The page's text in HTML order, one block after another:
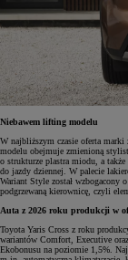
Niebawem lifting modelu
W najbliższym czasie oferta marki
modelu obejmuje zmienioną
o strukturze plastra miodu, a
do jazdy dziennej. W palecie
Wariant Style został wzbogacony
podgrzewaną kierownicę, czyli
Auta z 2026 roku produkcji w
Toyota Yaris Cross z roku
wariantów Comfort, Executive
Ekobonusu na poziomie 1,5%.